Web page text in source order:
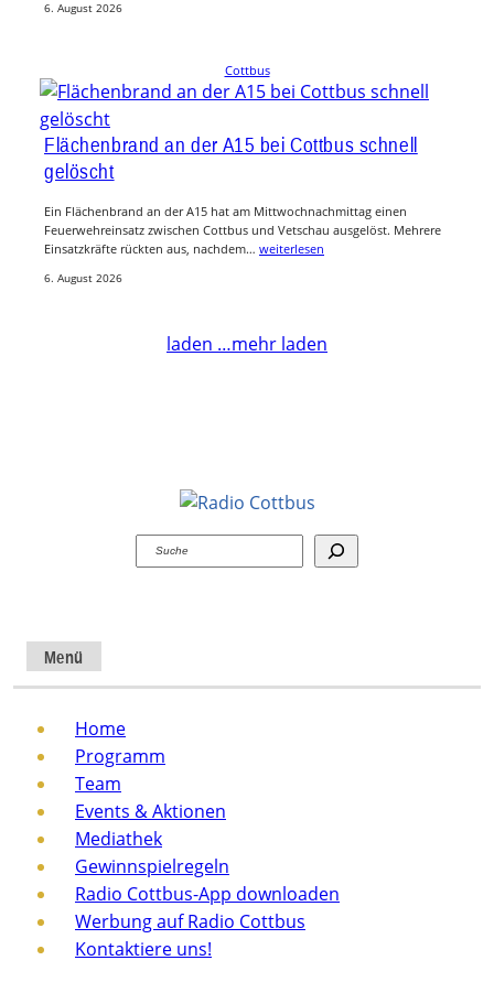
6. August 2026
Cottbus
Flächenbrand an der A15 bei Cottbus schnell
gelöscht
Ein Flächenbrand an der A15 hat am Mittwochnachmittag einen
Feuerwehreinsatz zwischen Cottbus und Vetschau ausgelöst. Mehrere
Einsatzkräfte rückten aus, nachdem… weiterlesen
6. August 2026
laden …mehr laden
Suchen
Menü
Home
Programm
Team
Events & Aktionen
Mediathek
Gewinnspielregeln
Radio Cottbus-App downloaden
Werbung auf Radio Cottbus
Kontaktiere uns!